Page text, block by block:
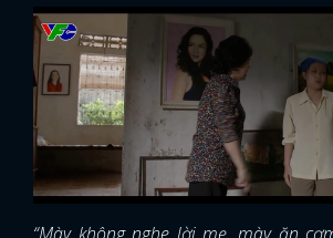
“Mày không nghe lời mẹ, mày ăn